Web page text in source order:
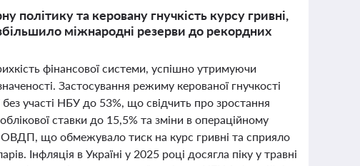
політику та керовану гнучкість курсу гривні,
міжнародні резерви до рекордних
фінансової системи, успішно утримуючи
Застосування режиму керованої гнучкості
участі НБУ до 53%, що свідчить про зростання
ставки до 15,5% та зміни в операційному
ОВДП, що обмежувало тиск на курс гривні та сприяло
Інфляція в Україні у 2025 році досягла піку у травні